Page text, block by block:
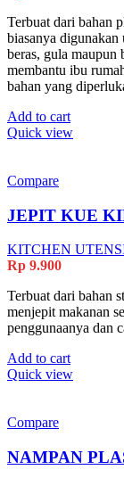
Terbuat dari bahan
biasanya digunakan
beras, gula maupun
membantu ibu
bahan yang
Add to cart
Quick view
Compare
JEPIT KUE
KITCHEN
Rp 9.900
Terbuat dari bahan
menjepit makanan
penggunaanya dan
Add to cart
Quick view
Compare
NAMPAN